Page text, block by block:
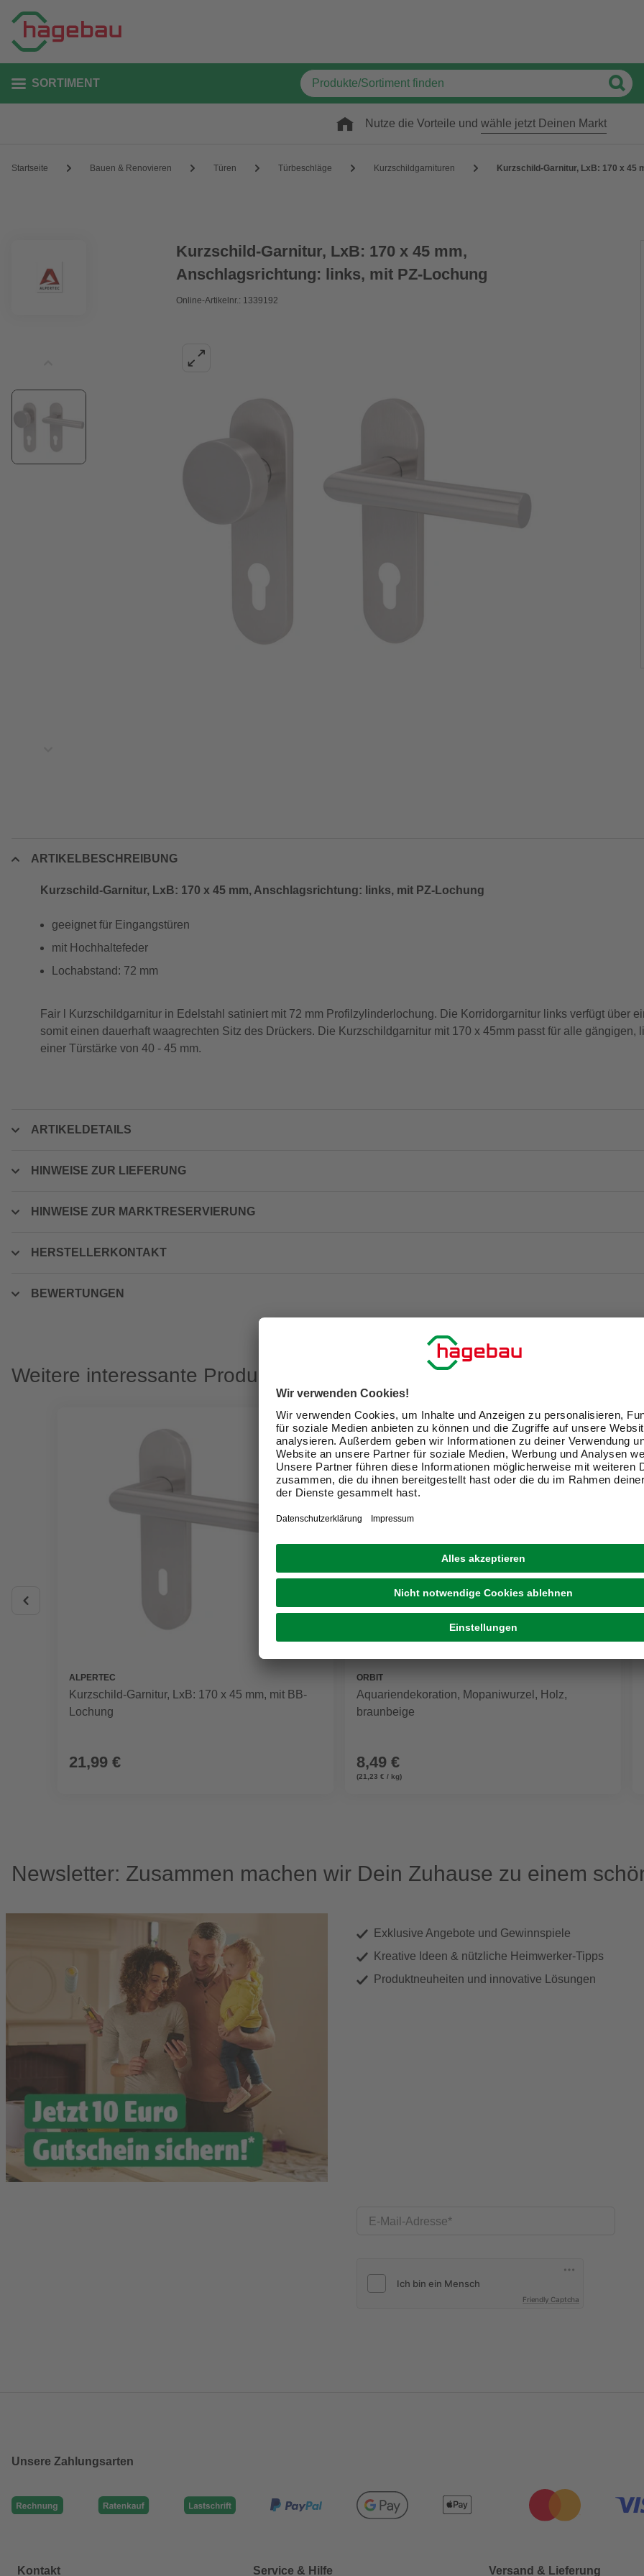
SORTIMENT
Nutze die Vorteile und wähle jetzt Deinen Markt
Startseite Bauen & Renovieren Türen Türbeschläge Kurzschildgarnituren Kurzschild-Garnitur, LxB: 170 x 45
Kurzschild-Garnitur, LxB: 170 x 45 mm,
Anschlagsrichtung: links, mit PZ-Lochung
Online-Artikelnr.: 1339192
ARTIKELBESCHREIBUNG
Kurzschild-Garnitur, LxB: 170 x 45 mm, Anschlagsrichtung: links, mit PZ-Lochung
geeignet für Eingangstüren
mit Hochhaltefeder
Lochabstand: 72 mm
Fair l Kurzschildgarnitur in Edelstahl satiniert mit 72 mm Profilzylinderlochung. Die Korridorgarnitur links verfügt über
somit einen dauerhaft waagrechten Sitz des Drückers. Die Kurzschildgarnitur mit 170 x 45mm passt für alle gängigen,
einer Türstärke von 40 - 45 mm.
ARTIKELDETAILS
HINWEISE ZUR LIEFERUNG
HINWEISE ZUR MARKTRESERVIERUNG
HERSTELLERKONTAKT
BEWERTUNGEN
Weitere interessante Produkte
ALPERTEC
Kurzschild-Garnitur, LxB: 170 x 45 mm, mit BB-
Lochung
21,99 €
ORBIT
Aquariendekoration, Mopaniwurzel, Holz,
braunbeige
8,49 €
(21,23 € / kg)
Newsletter: Zusammen machen wir Dein Zuhause zu einem
Exklusive Angebote und Gewinnspiele
Kreative Ideen & nützliche Heimwerker-Tipps
Produktneuheiten und innovative Lösungen
E-Mail-Adresse
Friendly Captcha
Unsere Zahlungsarten
Kontakt Service & Hilfe Versand & Lieferung